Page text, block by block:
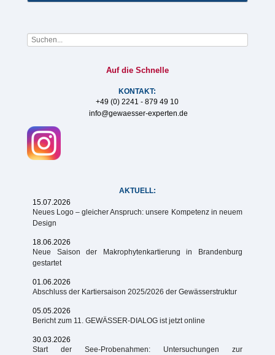
Auf die Schnelle
KONTAKT:
+49 (0) 2241 - 879 49 10
info@gewaesser-experten.de
AKTUELL:
15.07.2026
Neues Logo – gleicher Anspruch: unsere Kompetenz in neuem
Design
18.06.2026
Neue Saison der Makrophytenkartierung in Brandenburg
gestartet
01.06.2026
Abschluss der Kartiersaison 2025/2026 der Gewässerstruktur
05.05.2026
Bericht zum 11. GEWÄSSER-DIALOG ist jetzt online
30.03.2026
Start der See-Probenahmen: Untersuchungen zur